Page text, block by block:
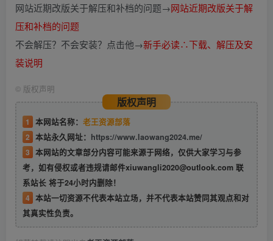
网站近期改版关于解压和补档的问题→网站近期改版关于解
压和补档的问题
不会解压？不会安装？点击他→新手必读∴下载、解压及安
装说明
© 版权声明
版权声明
1 本网站名称： 老王资源部落
2 本站永久网址： https://www.laowang2024.me/
3 本网站的文章部分内容可能来源于网络，仅供大家学习与参
考，如有侵权或者违规请邮件xiuwangli2020@outlook.com 联
系站长 将于24小时内删除！
4 本站一切资源不代表本站立场，并不代表本站赞同其观点和对
其真实性负责。